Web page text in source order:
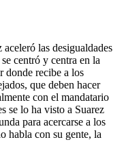
las desigualdades
centró y centra en la
donde recibe a los
que deben hacer
con el mandatario
se lo ha visto a Suarez
para acercarse a los
habla con su gente, la